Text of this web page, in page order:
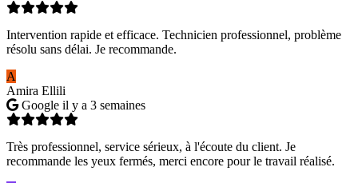
Intervention rapide et efficace. Technicien professionnel, problème
résolu sans délai. Je recommande.
A
Amira Ellili
Google il y a 3 semaines
Très professionnel, service sérieux, à l'écoute du client. Je
recommande les yeux fermés, merci encore pour le travail réalisé.